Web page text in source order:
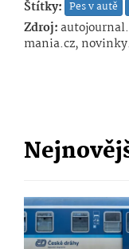
Štítky: Pes v autě
Zdroj:
mania.cz,